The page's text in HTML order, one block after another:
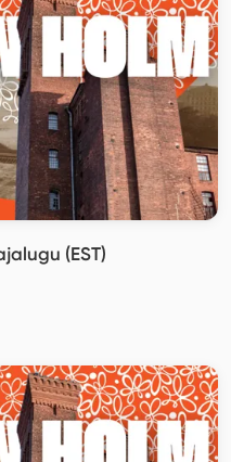
(EST)